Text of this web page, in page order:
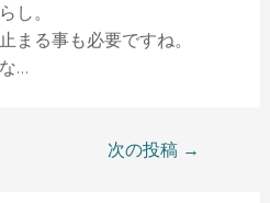
し。
る事も必要ですね。
…
次の投稿 →